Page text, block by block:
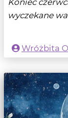
wyczekane
Wróżbita